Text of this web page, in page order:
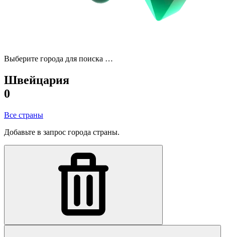
Выберите города для поиска …
Швейцария
0
Все страны
Добавьте в запрос города страны.